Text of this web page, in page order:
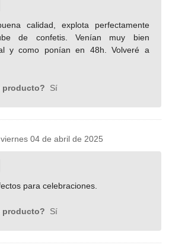
calidad, explota perfectamente
de confetis. Venían muy bien
y como ponían en 48h. Volveré a
producto? Sí
04 de abril de 2025
para celebraciones.
producto? Sí